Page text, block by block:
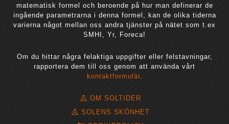
matematisk formel och beroende på hur man definerar de
ingående parametrarna i denna formel, kan de olika tiderna
varierna något mellan oss andra tjänster på nätet som t.ex
SMHI, Yr, Foreca!
Om du hittar några felaktiga uppgifter eller felstavningar,
rapportera dem till oss genom att använda vårt
kontaktformulär.
OM SOLTIDER
SOLENS SKÖNHET